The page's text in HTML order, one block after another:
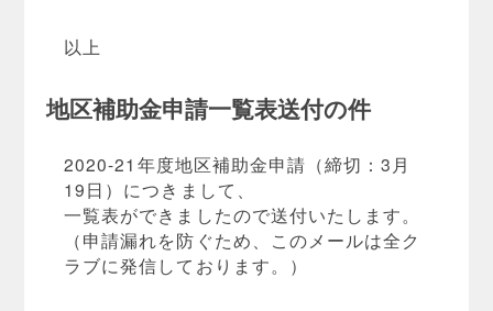
以上
地区補助金申請一覧表送付の件
2020-21年度地区補助金申請（締切：3月
19日）につきまして、
一覧表ができましたので送付いたします。
（申請漏れを防ぐため、このメールは全ク
ラブに発信しております。）